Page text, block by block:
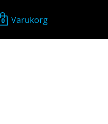
0 Varukorg